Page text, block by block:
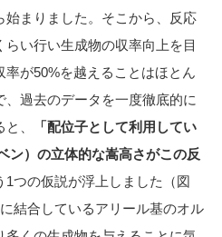
始まりました。そこから、反応
い行い生成物の収率向上を目
が50%を越えることはほとん
過去のデータを一度徹底的に
、
「配位子として利用してい
ン）の立体的な嵩高さがこの反
1つの仮説が浮上しました（図
結合しているアリール基のオル